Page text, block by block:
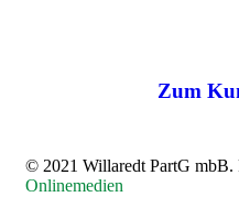
Zum
© 2021 Willaredt PartG mbB.
Onlinemedien